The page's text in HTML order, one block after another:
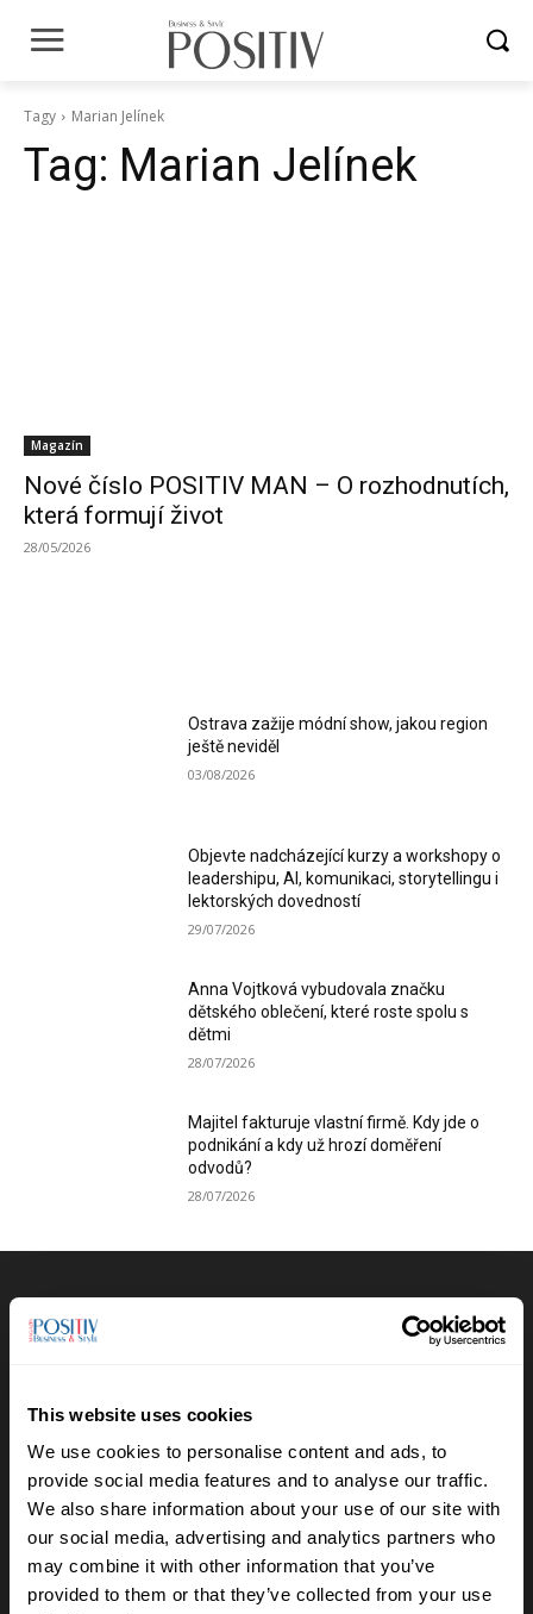
This website uses cookies
We use cookies to personalise content and ads, to
provide social media features and to analyse our traffic.
We also share information about your use of our site with
our social media, advertising and analytics partners who
may combine it with other information that you’ve
provided to them or that they’ve collected from your use
Tagy Marian Jelínek
Tag: Marian Jelínek
Magazín
Nové číslo POSITIV MAN – O rozhodnutích,
která formují život
28/05/2026
Ostrava zažije módní show, jakou region
ještě neviděl
03/08/2026
Objevte nadcházející kurzy a workshopy o
leadershipu, AI, komunikaci, storytellingu i
lektorských dovedností
29/07/2026
Anna Vojtková vybudovala značku
dětského oblečení, které roste spolu s
dětmi
28/07/2026
Majitel fakturuje vlastní firmě. Kdy jde o
podnikání a kdy už hrozí doměření
odvodů?
28/07/2026
Výběr redakce
dětmi
Lucie Romanovská buduje v Beskydech
sad pro samosběr